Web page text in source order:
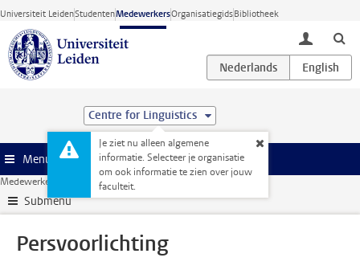
Ga direct naar de inhoud
Universiteit LeidenStudentenMedewerkersOrganisatiegidsBibliotheek
toggle
Centre for Linguistics
Je ziet nu alleen algemene
informatie. Selecteer je organisatie
om ook informatie te zien over jouw
faculteit.
Menu
Medewerkerswebsite Onderzoek Persvoorlichting
Submenu
Persvoorlichting